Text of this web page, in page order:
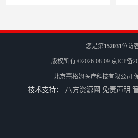
您是第152031位访
版权所有 ©2026-08-09 京ICP备
北京熹格姆医疗科技有限公司
技术支持： 八方资源网 免责声明